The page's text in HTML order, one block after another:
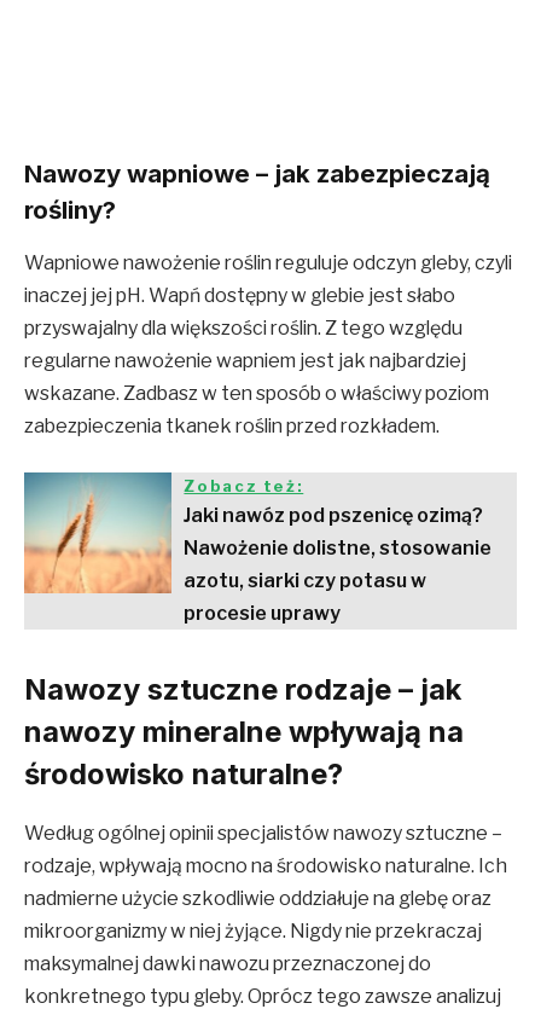
Nawozy wapniowe – jak zabezpieczają
rośliny?
Wapniowe nawożenie roślin reguluje odczyn gleby, czyli
inaczej jej pH. Wapń dostępny w glebie jest słabo
przyswajalny dla większości roślin. Z tego względu
regularne nawożenie wapniem jest jak najbardziej
wskazane. Zadbasz w ten sposób o właściwy poziom
zabezpieczenia tkanek roślin przed rozkładem.
Zobacz też:
Jaki nawóz pod pszenicę ozimą?
Nawożenie dolistne, stosowanie
azotu, siarki czy potasu w
procesie uprawy
Nawozy sztuczne rodzaje – jak
nawozy mineralne wpływają na
środowisko naturalne?
Według ogólnej opinii specjalistów nawozy sztuczne –
rodzaje, wpływają mocno na środowisko naturalne. Ich
nadmierne użycie szkodliwie oddziałuje na glebę oraz
mikroorganizmy w niej żyjące. Nigdy nie przekraczaj
maksymalnej dawki nawozu przeznaczonej do
konkretnego typu gleby. Oprócz tego zawsze analizuj